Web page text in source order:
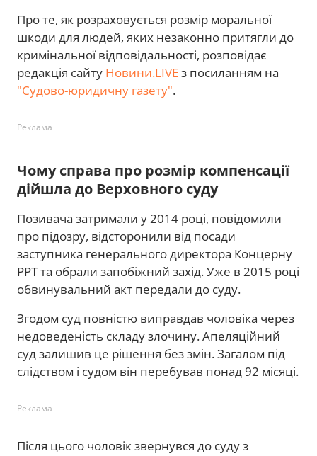
Про те, як розраховується розмір моральної
шкоди для людей, яких незаконно притягли до
кримінальної відповідальності, розповідає
редакція сайту Новини.LIVEз посиланням на
"Судово-юридичну газету".
Реклама
Чому справа про розмір компенсації
дійшла до Верховного суду
Позивача затримали у 2014 році, повідомили
про підозру, відсторонили від посади
заступника генерального директора Концерну
РРТ та обрали запобіжний захід. Уже в 2015 році
обвинувальний акт передали до суду.
Згодом суд повністю виправдав чоловіка через
недоведеність складу злочину. Апеляційний
суд залишив це рішення без змін. Загалом під
слідством і судом він перебував понад 92 місяці.
Реклама
Після цього чоловік звернувся до суду з